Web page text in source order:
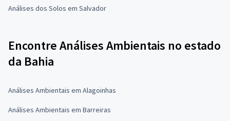
Análises dos Solos em Salvador
Encontre Análises Ambientais no estado
da Bahia
Análises Ambientais em Alagoinhas
Análises Ambientais em Barreiras